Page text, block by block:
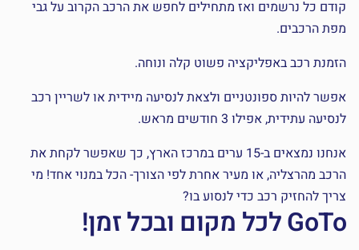
קודם כל נרשמים ואז מתחילים לחפש את הרכב הקרוב על גבי
מפת הרכבים.
הזמנת רכב באפליקציה פשוט קלה ונוחה.
אפשר להיות ספונטניים ולצאת לנסיעה מיידית או לשריין רכב
לנסיעה עתידית, אפילו 3 חודשים מראש.
אנחנו נמצאים ב-15 ערים במרכז הארץ, כך שאפשר לקחת את
הרכב מהרצליה, או מעיר אחרת לפי הצורך- הכל במנוי אחד! מי
צריך להחזיק רכב כדי לנסוע בו?
GoTo לכל מקום ובכל זמן!